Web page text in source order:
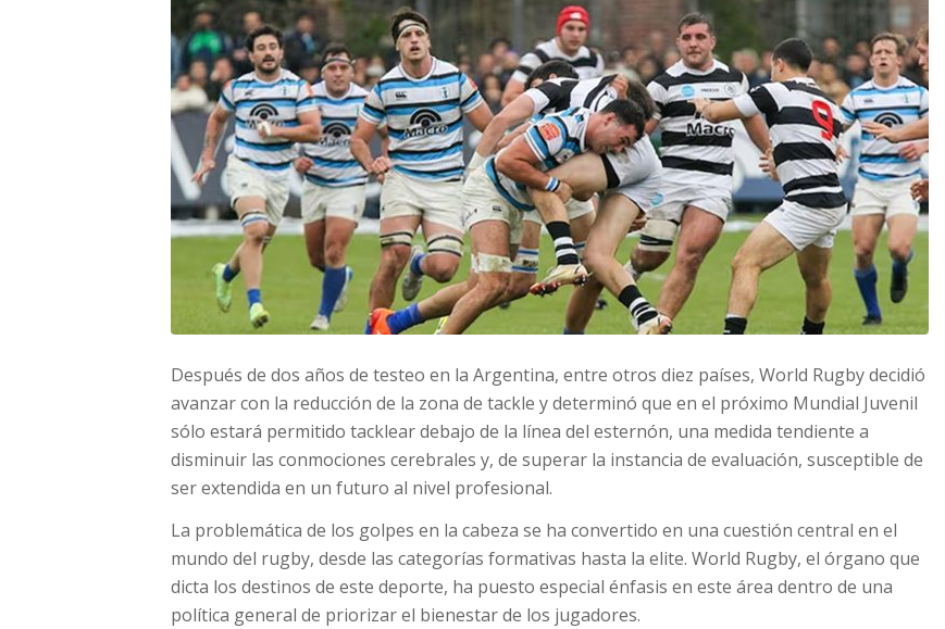
Después de dos años de testeo en la Argentina, entre otros diez países, World Rugby decidió
avanzar con la reducción de la zona de tackle y determinó que en el próximo Mundial Juvenil
sólo estará permitido tacklear debajo de la línea del esternón, una medida tendiente a
disminuir las conmociones cerebrales y, de superar la instancia de evaluación, susceptible de
ser extendida en un futuro al nivel profesional.
La problemática de los golpes en la cabeza se ha convertido en una cuestión central en el
mundo del rugby, desde las categorías formativas hasta la elite. World Rugby, el órgano que
dicta los destinos de este deporte, ha puesto especial énfasis en este área dentro de una
política general de priorizar el bienestar de los jugadores.